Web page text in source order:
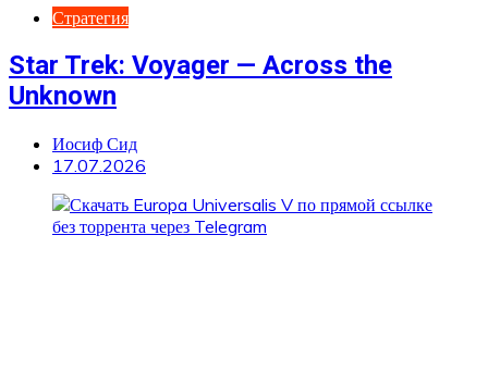
Стратегия
Star Trek: Voyager — Across the
Unknown
Иосиф Сид
17.07.2026